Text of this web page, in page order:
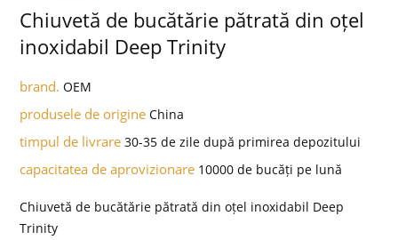
Chiuvetă de bucătărie pătrată din oțel
inoxidabil Deep Trinity
brand.OEM
produsele de origineChina
timpul de livrare30-35 de zile după primirea depozitului
capacitatea de aprovizionare 10000 de bucăți pe lună
Chiuvetă de bucătărie pătrată din oțel inoxidabil Deep
Trinity